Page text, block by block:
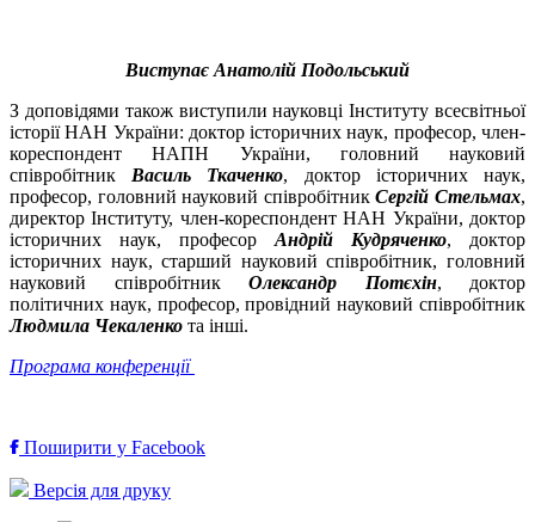
Виступає Анатолій Подольський
З доповідями також виступили науковці Інституту всесвітньої
історії НАН України: доктор історичних наук, професор, член-
кореспондент НАПН України, головний науковий
співробітник Василь Ткаченко, доктор історичних наук,
професор, головний науковий співробітникСергій Стельмах,
директор Інституту, член-кореспондент НАН України, доктор
історичних наук, професор Андрій Кудряченко, доктор
історичних наук, старший науковий співробітник, головний
науковий співробітник Олександр Потєхін, доктор
політичних наук, професор, провідний науковий співробітник
Людмила Чекаленко та інші.
Програма конференції
Поширити у Facebook
Версія для друку